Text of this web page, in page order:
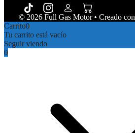
© 2026 Full Gas Motor• Creado con
Carrito0
Tu carrito está vacío
Seguir viendo
0